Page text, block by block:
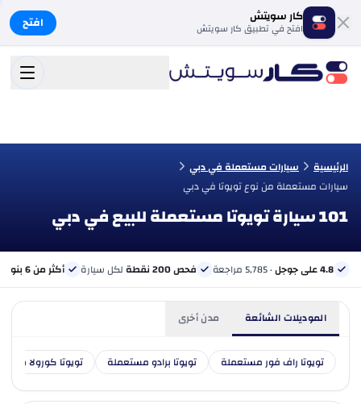
كار سويتش
افتح في تطبيق كار سويتش افتح
الرئيسية
سيارات مستعملة في دبي
سيارات مستعملة من نوع تويوتا في دبي
101 سيارة تويوتا مستعملة للبيع في دبي
4.8 على جوجل · 5,785 مراجعة فحص 200 نقطة لكل سيارة أكثر من 6 بنوك
الموديلات الشائعة مدن أخرى
تويوتا راف فور مستعملة تويوتا برادو مستعملة تويوتا كورولا